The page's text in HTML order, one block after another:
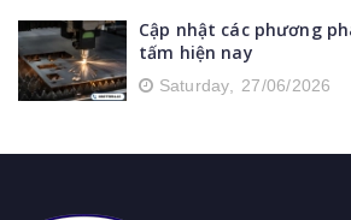
Cập nhật các phương
tấm hiện nay
Saturday, 27/06/2026